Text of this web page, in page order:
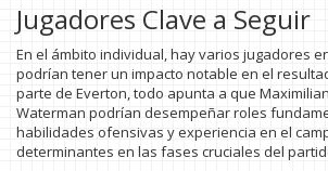
Jugadores Clave a Seguir
En el ámbito individual, hay varios jugadores
podrían tener un impacto notable en el
parte de Everton, todo apunta a que
Waterman podrían desempeñar roles
habilidades ofensivas y experiencia en el
determinantes en las fases cruciales del